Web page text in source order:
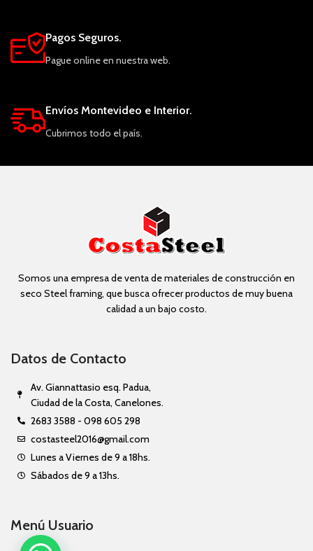
Pagos Seguros.
Pague online en nuestra web.
Envíos Montevideo e Interior.
Cubrimos todo el país.
Somos una empresa de venta de materiales de construcción en
seco Steel framing, que busca ofrecer productos de muy buena
calidad a un bajo costo.
Datos de Contacto
Av. Giannattasio esq. Padua,
Ciudad de la Costa, Canelones.
2683 3588 - 098 605 298
costasteel2016@gmail.com
Lunes a Viernes de 9 a 18hs.
Sábados de 9 a 13hs.
Menú Usuario